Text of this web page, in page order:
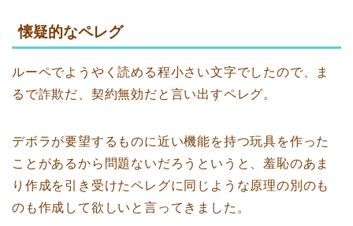
懐疑的なペレグ
ルーペでようやく読める程小さい文字でしたので、ま
るで詐欺だ、契約無効だと言い出すペレグ。
デボラが要望するものに近い機能を持つ玩具を作った
ことがあるから問題ないだろうというと、羞恥のあま
り作成を引き受けたペレグに同じような原理の別のも
のも作成して欲しいと言ってきました。